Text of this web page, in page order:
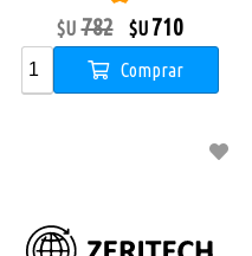
$U 782 $U 710
Comprar